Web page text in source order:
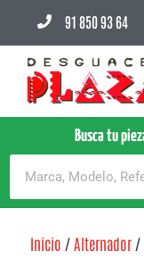
91 850 93 64
Busca tu
Inicio / Alternador /